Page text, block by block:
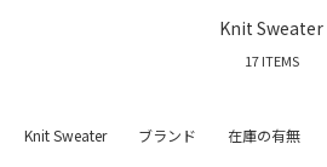
Knit Sweater
17 ITEMS
Knit Sweater ブランド 在庫の有無